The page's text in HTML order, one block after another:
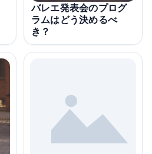
バレエ発表会のプログ
ラムはどう決めるべ
き？